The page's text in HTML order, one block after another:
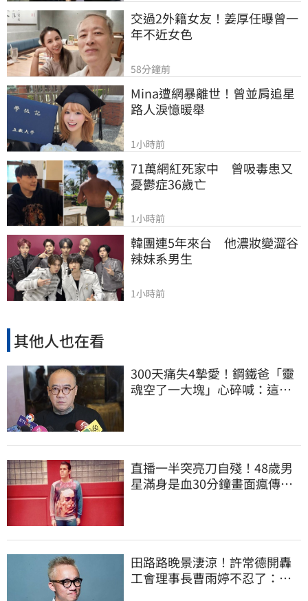
交過2外籍女友！姜厚任曝曾一
年不近女色
58分鐘前
Mina遭網暴離世！曾並肩追星
路人淚憶暖舉
1小時前
71萬網紅死家中　曾吸毒患又
憂鬱症36歲亡
1小時前
韓團連5年來台　他濃妝變澀谷
辣妹系男生
1小時前
其他人也在看
300天痛失4摯愛！鋼鐵爸「靈
魂空了一大塊」心碎喊：這輩
直播一半突亮刀自殘！48歲男
星滿身是血30分鐘畫面瘋傳
田路路晚景淒涼！許常德開轟
工會理事長曹雨婷不忍了：別